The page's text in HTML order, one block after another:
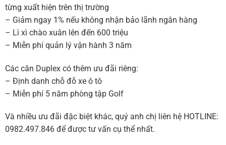
từng xuất hiện trên thị trường
– Giảm ngay 1% nếu không nhận bảo lãnh ngân hàng
– Lì xì chào xuân lên đến 600 triệu
– Miễn phí quản lý vận hành 3 năm
Các căn Duplex có thêm ưu đãi riêng:
– Định danh chỗ đỗ xe ô tô
– Miễn phí 5 năm phòng tập Golf
Và nhiều ưu đãi đặc biệt khác, quý anh chị liên hệ HOTLINE:
0982.497.846 để được tư vấn cụ thể nhất.